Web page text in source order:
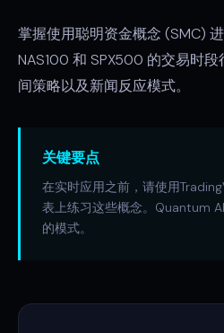
掌握使用聪明资金概念 (SMC)
NAS100 和 SPX500 的交易时
间策略以及新闻反应模式。
关键要点
在实时应用之前，请使用
表上练习这些概念。Quantum
的模式。